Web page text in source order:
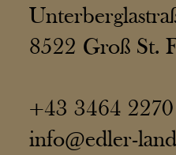
8522 Groß St.
+43 3464 2270
info@edler-